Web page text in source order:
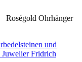
Ohrhänger